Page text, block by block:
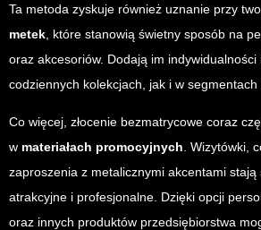
Ta metoda zyskuje również uznanie przy
metek , które stanowią świetny sposób na
oraz akcesoriów. Dodają im
codziennych kolekcjach, jak i w segmentach
Co więcej, złocenie bezmatrycowe coraz
w materiałach promocyjnych . Wizytówki,
zaproszenia z metalicznymi akcentami
atrakcyjne i profesjonalne. Dzięki opcji
oraz innych produktów przedsiębiorstwa